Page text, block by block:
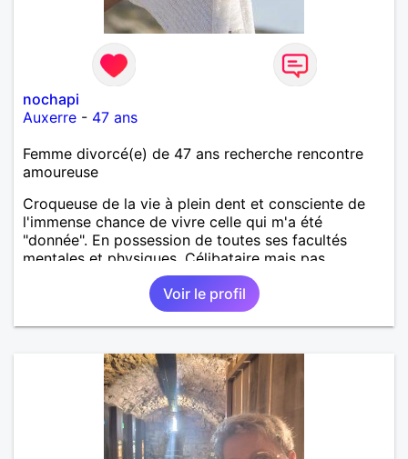
nochapi
Auxerre - 47 ans
Femme divorcé(e) de 47 ans recherche rencontre
amoureuse
Croqueuse de la vie à plein dent et consciente de
l'immense chance de vivre celle qui m'a été
"donnée". En possession de toutes ses facultés
mentales et physiques. Célibataire mais pas
solitaire, je mène une vie bien remplie. Je ne suis
pas sur ce site par dépit, ni en tant que
représentatrice de la Femme Divorcée Mal dans sa
peau. A bientôt.
Voir le profil